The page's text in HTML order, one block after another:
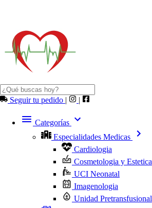
Seguir tu pedido | |
Categorías
Especialidades Medicas
Cardiologia
Cosmetologia y Estetica
UCI Neonatal
Imagenologia
Unidad Pretransfusional